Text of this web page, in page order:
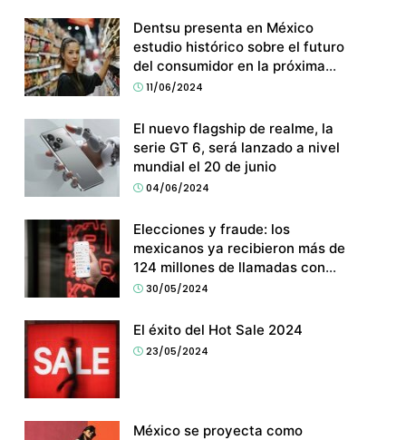
Dentsu presenta en México
estudio histórico sobre el futuro
del consumidor en la próxima
década
11/06/2024
El nuevo flagship de realme, la
serie GT 6, será lanzado a nivel
mundial el 20 de junio
04/06/2024
Elecciones y fraude: los
mexicanos ya recibieron más de
124 millones de llamadas con
spam
30/05/2024
El éxito del Hot Sale 2024
23/05/2024
México se proyecta como